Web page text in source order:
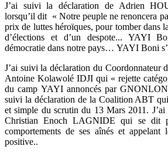
J’ai suivi la déclaration de Adrien
lorsqu’il dit « Notre peuple ne renoncera
prix de luttes héroïques, pour tomber dans
d’élections et d’un despote... YAYI
démocratie dans notre pays… YAYI Boni
J’ai suivi la déclaration du Coordonnateur
Antoine Kolawolé IDJI qui « rejette
du camp YAYI annoncés par
suivi la déclaration de la Coalition ABT
et simple du scrutin du 13 Mars 2011.
Christian Enoch LAGNIDE qui se dit
comportements de ses aînés et
positive..